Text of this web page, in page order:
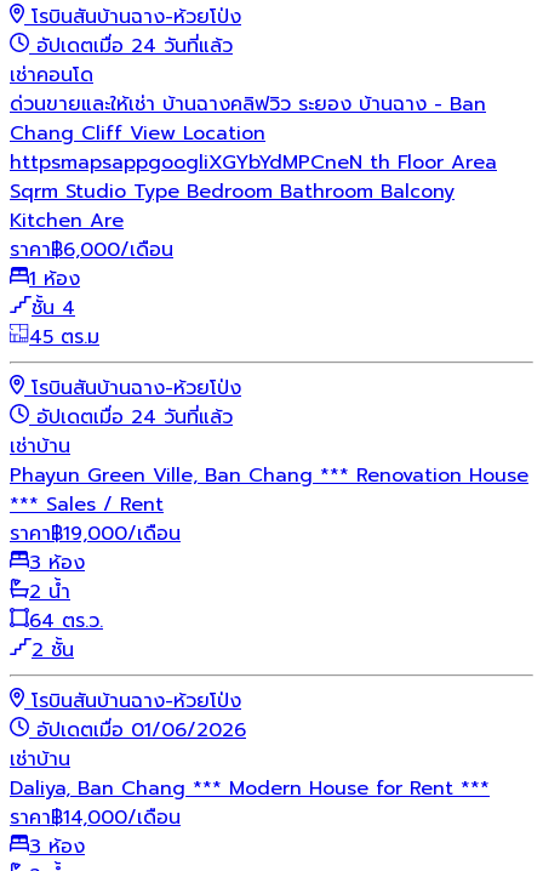
โรบินสันบ้านฉาง-ห้วยโป่ง
อัปเดตเมื่อ 24 วันที่แล้ว
เช่าคอนโด
ด่วนขายและให้เช่า บ้านฉางคลิฟวิว ระยอง บ้านฉาง - Ban
Chang Cliff View Location
httpsmapsappgoogliXGYbYdMPCneN th Floor Area
Sqrm Studio Type Bedroom Bathroom Balcony
Kitchen Are
ราคา฿6,000/เดือน
1 ห้อง
ชั้น 4
45 ตร.ม
โรบินสันบ้านฉาง-ห้วยโป่ง
อัปเดตเมื่อ 24 วันที่แล้ว
เช่าบ้าน
Phayun Green Ville, Ban Chang *** Renovation House
*** Sales / Rent
ราคา฿19,000/เดือน
3 ห้อง
2 น้ำ
64 ตร.ว.
2 ชั้น
โรบินสันบ้านฉาง-ห้วยโป่ง
อัปเดตเมื่อ 01/06/2026
เช่าบ้าน
Daliya, Ban Chang *** Modern House for Rent ***
ราคา฿14,000/เดือน
3 ห้อง